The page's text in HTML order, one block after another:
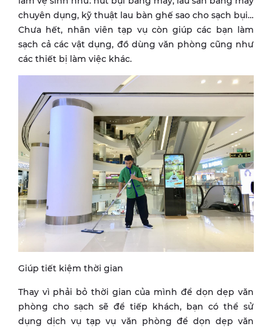
chuyên dụng, kỹ thuật lau bàn ghế sao cho sạch bụi…
Chưa hết, nhân viên tạp vụ còn giúp các bạn làm
sạch cả các vật dụng, đồ dùng văn phòng cũng như
các thiết bị làm việc khác.
Giúp tiết kiệm thời gian
Thay vì phải bỏ thời gian của mình để dọn dẹp văn
phòng cho sạch sẽ để tiếp khách, bạn có thể sử
dụng dịch vụ tạp vụ văn phòng để dọn dẹp văn